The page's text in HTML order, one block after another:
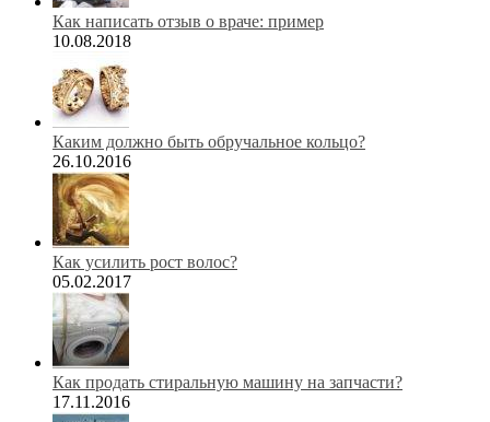
Как написать отзыв о враче: пример
10.08.2018
Каким должно быть обручальное кольцо?
26.10.2016
Как усилить рост волос?
05.02.2017
Как продать стиральную машину на запчасти?
17.11.2016